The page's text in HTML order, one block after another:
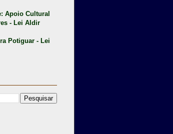
Apoio Cultural
- Lei Aldir
Potiguar - Lei